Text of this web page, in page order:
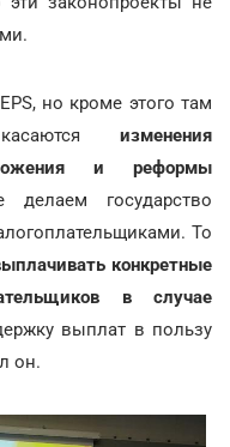
но кроме этого там
изменения
и реформы
государство
То
конкретные
в случае
выплат в пользу
он.